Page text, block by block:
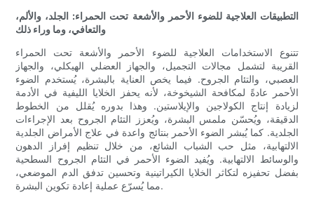
التطبيقات العلاجية للضوء الأحمر والأشعة تحت الحمراء: الجلد، والألم،
والتعافي، وما وراء ذلك
تتنوع الاستخدامات العلاجية للضوء الأحمر والأشعة تحت الحمراء
القريبة لتشمل مجالات التجميل، والجهاز العضلي الهيكلي، والجهاز
العصبي، والتئام الجروح. فيما يخص العناية بالبشرة، يُستخدم الضوء
الأحمر عادةً لمكافحة الشيخوخة، لأنه يحفز الخلايا الليفية في الأدمة
لزيادة إنتاج الكولاجين والإيلاستين. وهذا بدوره يُقلل من الخطوط
الدقيقة، ويُحسّن ملمس البشرة، ويُعزز التئام الجروح بعد الإجراءات
الجلدية. كما يُبشر الضوء الأحمر بنتائج واعدة في علاج الأمراض الجلدية
الالتهابية، مثل حب الشباب الشائع، من خلال تنظيم إفراز الدهون
والوسائط الالتهابية. ويُفيد الضوء الأحمر في التئام الجروح السطحية
بفضل تحفيزه لتكاثر الخلايا الكيراتينية وتحسين تدفق الدم الموضعي،
مما يُسرّع عملية إعادة تكوين البشرة.